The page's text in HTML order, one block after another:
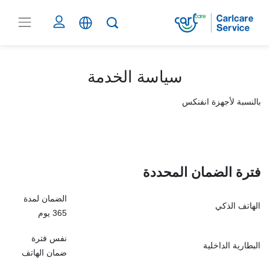
سياسة الخدمة
بالنسبة لأجهزة انفنكس
فترة الضمان المحددة
الهاتف الذكي
الضمان لمدة
365 يوم
البطارية الداخلية
نفس فترة
ضمان الهاتف